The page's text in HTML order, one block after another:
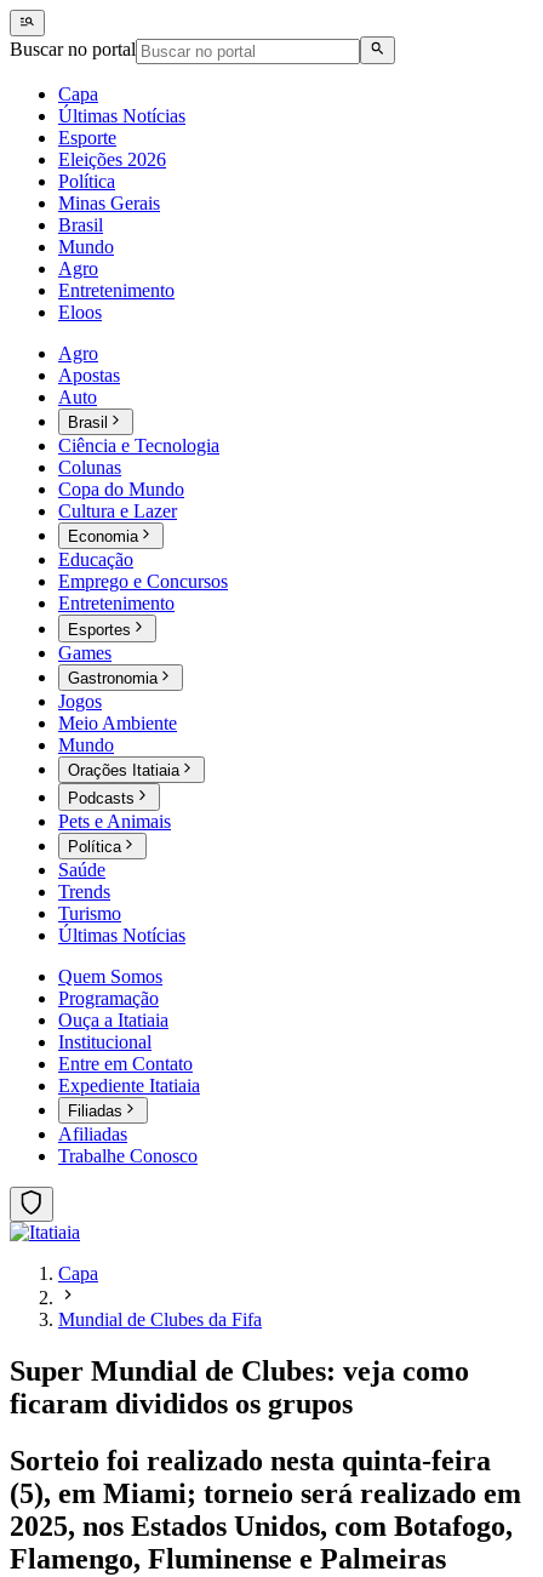
Buscar no portal
Capa
Últimas Notícias
Esporte
Eleições 2026
Política
Minas Gerais
Brasil
Mundo
Agro
Entretenimento
Eloos
Agro
Apostas
Auto
Brasil
Ciência e Tecnologia
Colunas
Copa do Mundo
Cultura e Lazer
Economia
Educação
Emprego e Concursos
Entretenimento
Esportes
Games
Gastronomia
Jogos
Meio Ambiente
Mundo
Orações Itatiaia
Podcasts
Pets e Animais
Política
Saúde
Trends
Turismo
Últimas Notícias
Quem Somos
Programação
Ouça a Itatiaia
Institucional
Entre em Contato
Expediente Itatiaia
Filiadas
Afiliadas
Trabalhe Conosco
Capa
Mundial de Clubes da Fifa
Super Mundial de Clubes: veja como
ficaram divididos os grupos
Sorteio foi realizado nesta quinta-feira
(5), em Miami; torneio será realizado em
2025, nos Estados Unidos, com Botafogo,
Flamengo, Fluminense e Palmeiras